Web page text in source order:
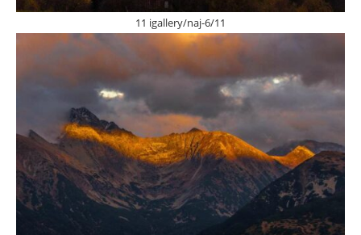
11 igallery/naj-6/11